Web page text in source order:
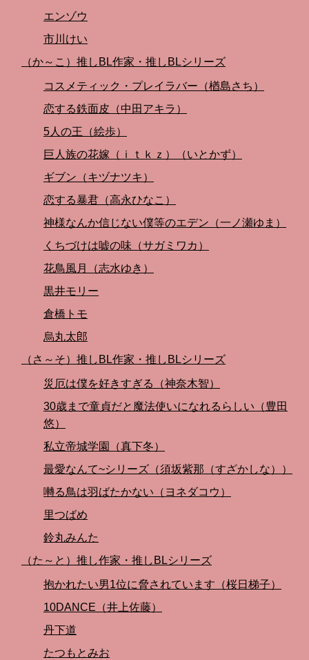
エンゾウ
市川けい
（か～こ）推しBL作家・推しBLシリーズ
コスメティック・プレイラバー（楢島さち）
恋する鉄面皮（中田アキラ）
5人の王（絵歩）
巨人族の花嫁（ｉｔｋｚ）（いとかず）
ギブン（キヅナツキ）
恋する暴君（高永ひなこ）
神様なんか信じない僕等のエデン（一ノ瀬ゆま）
くちづけは嘘の味（サガミワカ）
花鳥風月（志水ゆき）
黒井モリー
倉橋トモ
烏丸太郎
（さ～そ）推しBL作家・推しBLシリーズ
災厄は僕を好きすぎる（神奈木智）
30歳まで童貞だと魔法使いになれるらしい（豊田
悠）
私立帝城学園（真下冬）
最愛なんて~シリーズ（須坂紫那（すざかしな））
囀る鳥は羽ばたかない（ヨネダコウ）
里つばめ
鈴丸みんた
（た～と）推し作家・推しBLシリーズ
抱かれたい男1位に脅されています（桜日梯子）
10DANCE（井上佐藤）
丹下道
たつもとみお